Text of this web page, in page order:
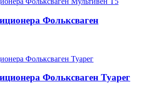
Фольксваген
Фольксваген Туарег